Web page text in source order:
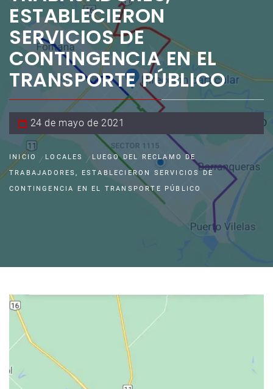
ESTABLECIERON
SERVICIOS DE
CONTINGENCIA EN EL
TRANSPORTE PÚBLICO
24 de mayo de 2021
INICIO LOCALES
LUEGO DEL RECLAMO DE
TRABAJADORES, ESTABLECIERON SERVICIOS DE
CONTINGENCIA EN EL TRANSPORTE PÚBLICO